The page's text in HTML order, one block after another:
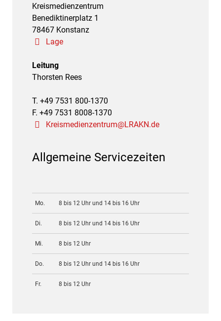
Kreismedienzentrum
Benediktinerplatz 1
78467 Konstanz
Lage
Leitung
Thorsten Rees
T. +49 7531 800-1370
F. +49 7531 8008-1370
Kreismedienzentrum@LRAKN.de
Allgemeine Servicezeiten
Mo. 8 bis 12 Uhr und 14 bis 16 Uhr
Di. 8 bis 12 Uhr und 14 bis 16 Uhr
Mi. 8 bis 12 Uhr
Do. 8 bis 12 Uhr und 14 bis 16 Uhr
Fr. 8 bis 12 Uhr